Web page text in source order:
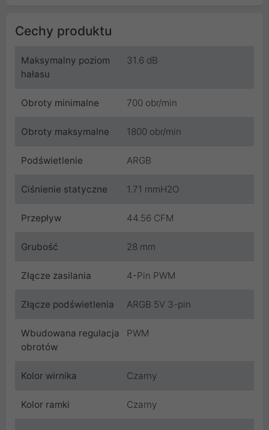
Cechy produktu
Maksymalny poziom
hałasu
31.6 dB
Obroty minimalne 700 obr/min
Obroty maksymalne 1800 obr/min
Podświetlenie ARGB
Ciśnienie statyczne 1.71 mmH2O
Przepływ 44.56 CFM
Grubość 28 mm
Złącze zasilania 4-Pin PWM
Złącze podświetlenia ARGB 5V 3-pin
Wbudowana regulacja
obrotów
PWM
Kolor wirnika Czarny
Kolor ramki Czarny